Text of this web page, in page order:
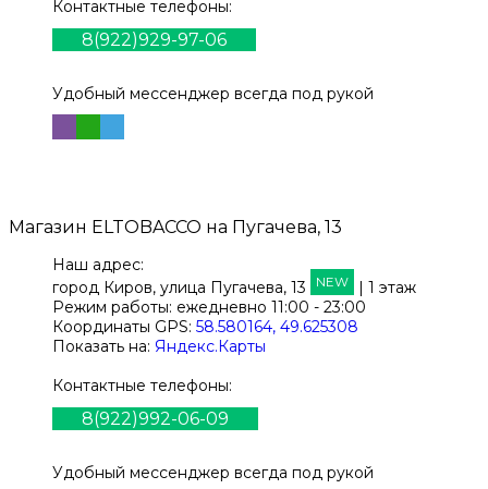
Контактные телефоны:
8(922)929-97-06
Удобный мессенджер всегда под рукой
Магазин ELTOBACCO на Пугачева, 13
Наш адрес:
город Киров, улица Пугачева, 13 NEW
| 1 этаж
Режим работы: ежедневно 11:00 - 23:00
Координаты GPS: 58.580164, 49.625308
Показать на: Яндекс.Карты
Контактные телефоны:
8(922)992-06-09
Удобный мессенджер всегда под рукой